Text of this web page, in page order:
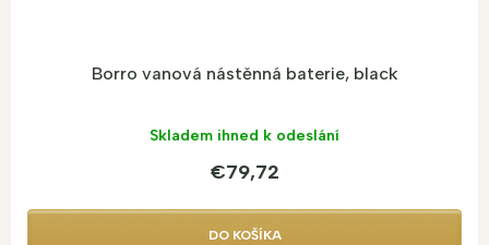
Borro vanová nástěnná baterie, black
Skladem ihned k odeslání
€79,72
DO KOŠÍKA